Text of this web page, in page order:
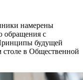
намерены
обращения с
будущей
столе в Общественной